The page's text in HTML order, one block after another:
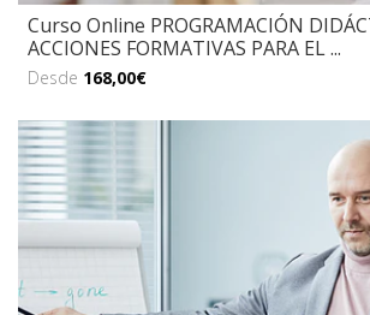
Curso Online PROGRAMACIÓN
ACCIONES FORMATIVAS PARA EL ...
Desde 168,00€